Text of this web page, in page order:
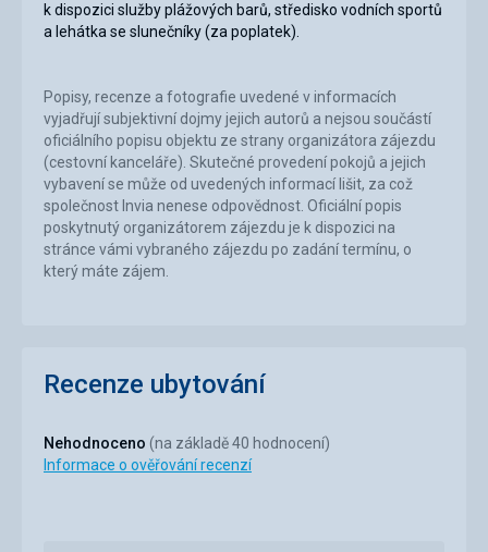
k dispozici služby plážových barů, středisko vodních sportů
a lehátka se slunečníky (za poplatek).
Popisy, recenze a fotografie uvedené v informacích
vyjadřují subjektivní dojmy jejich autorů a nejsou součástí
oficiálního popisu objektu ze strany organizátora zájezdu
(cestovní kanceláře). Skutečné provedení pokojů a jejich
vybavení se může od uvedených informací lišit, za což
společnost Invia nenese odpovědnost. Oficiální popis
poskytnutý organizátorem zájezdu je k dispozici na
stránce vámi vybraného zájezdu po zadání termínu, o
který máte zájem.
Recenze ubytování
Nehodnoceno (na základě 40 hodnocení)
Informace o ověřování recenzí